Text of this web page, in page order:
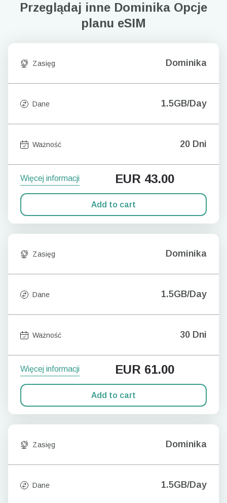
Przeglądaj inne Dominika Opcje
planu eSIM
Zasięg Dominika
Dane 1.5GB/Day
Ważność 20 Dni
Więcej informacji EUR 43.00
Add to cart
Zasięg Dominika
Dane 1.5GB/Day
Ważność 30 Dni
Więcej informacji EUR 61.00
Add to cart
Zasięg Dominika
Dane 1.5GB/Day